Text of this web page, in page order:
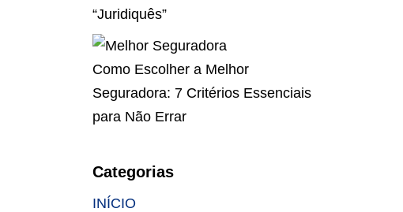
“Juridiquês”
Como Escolher a Melhor
Seguradora: 7 Critérios Essenciais
para Não Errar
Categorias
INÍCIO